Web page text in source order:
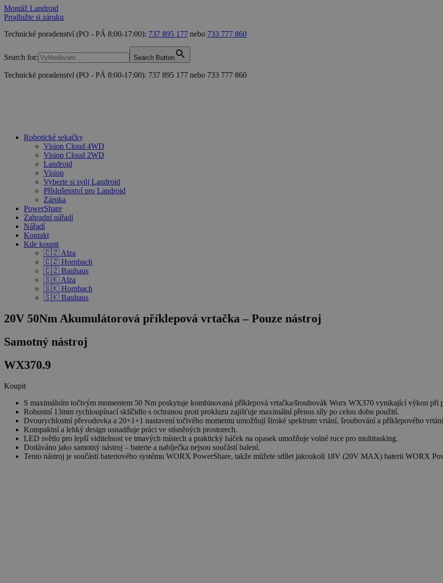
Montáž Landroid
Prodlužte si záruku
Technické poradenství (PO - PÁ 8:00-17:00): 737 895 177 nebo 733 777 860
Search for: Search Button
Technické poradenství (PO - PÁ 8:00-17:00): 737 895 177 nebo 733 777 860
Robotické sekačky
Vision Cloud 4WD
Vision Cloud 2WD
Landroid
Vision
Vyberte si svůj Landroid
Příslušenství pro Landroid
Záruka
PowerShare
Zahradní nářadí
Nářadí
Kontakt
Kde koupit
🇨🇿 Alza
🇨🇿 Hornbach
🇨🇿 Bauhaus
🇸🇰 Alza
🇸🇰 Hornbach
🇸🇰 Bauhaus
20V 50Nm Akumulátorová příklepová vrtačka – Pouze nástroj
Samotný nástroj
WX370.9
Koupit
S maximálním točivým momentem 50 Nm poskytuje kombinovaná příklepová vrtačka/šroubovák Worx WX370 vynikající výkon při
Robustní 13mm rychloupínací sklíčidlo s ochranou proti prokluzu zajišťuje maximální přenos síly po celou dobu použití.
Dvourychlostní převodovka a 20+1+1 nastavení točivého momentu umožňují široké spektrum vrtání, šroubování a příklepového
Kompaktní a lehký design usnadňuje práci ve stísněných prostorech.
LED světlo pro lepší viditelnost ve tmavých místech a praktický háček na opasek umožňuje volné ruce pro multitasking.
Dodáváno jako samotný nástroj – baterie a nabíječka nejsou součástí balení.
Tento nástroj je součástí bateriového systému WORX PowerShare, takže můžete sdílet jakoukoli 18V (20V MAX) baterii WORX